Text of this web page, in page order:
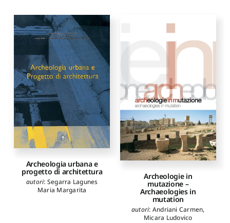
Archeologia urbana e
progetto di architettura
autori: Segarra Lagunes
Maria Margarita
Archeologie in
mutazione –
Archaeologies in
mutation
autori: Andriani Carmen,
Micara Ludovico